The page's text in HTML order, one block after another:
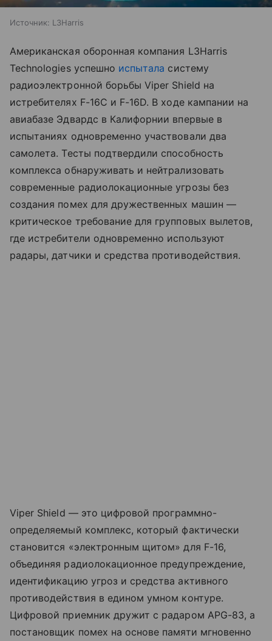
Источник: L3Harris
Американская оборонная компания L3Harris
Technologies успешно испытала систему
радиоэлектронной борьбы Viper Shield на
истребителях F-16C и F-16D. В ходе кампании на
авиабазе Эдвардс в Калифорнии впервые в
испытаниях одновременно участвовали два
самолета. Тесты подтвердили способность
комплекса обнаруживать и нейтрализовать
современные радиолокационные угрозы без
создания помех для дружественных машин —
критическое требование для групповых вылетов,
где истребители одновременно используют
радары, датчики и средства противодействия.
Viper Shield — это цифровой программно-
определяемый комплекс, который фактически
становится «электронным щитом» для F-16,
объединяя радиолокационное предупреждение,
идентификацию угроз и средства активного
противодействия в едином умном контуре.
Цифровой приемник дружит с радаром APG-83, а
постановщик помех на основе памяти мгновенно